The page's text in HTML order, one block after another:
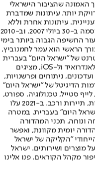
האמונה שהציבור הישראלי
יותר. עיתונות שמדברת
עיתונות אחרת וללא
תשלום. המהדורה המודפסת הראשונה פורסמה ב-30 ביולי 2007, וב-2010
החשיפה הגבוה ביותר בימי
הראשי הוא עמר לחמנוביץ,
של "ישראל היום" בעברית
ובאנגלית, כמו כן היישומונים (אפליקציות) לאנדרואיד ול-iOS, מציגים
ניתוחים ופרשנויות,
הדיגיטל של "ישראל היום"
סטייל, טכנולוגיה, ספורט,
כלכלה וצרכנות, בריאות, חיילים, אוכל, יהדות, תיירות ורכב. ב-2021 עלו
היום" בעברית, במטרה
ונוחה. תכני המהדורה
יומית מקוונת, ואפשר
"הקליקה של ישראל
מוצרים ושירותים. ישראל
מקהל הקוראים. פנו אלינו